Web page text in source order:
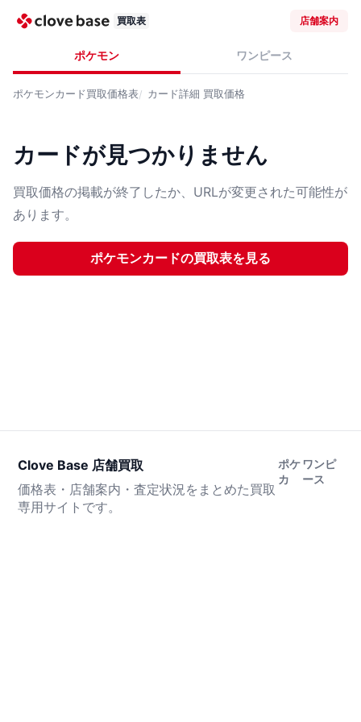
買取表 店舗案内
ポケモン ワンピース
ポケモンカード買取価格表 カード詳細 買取価格
カードが見つかりません
買取価格の掲載が終了したか、URLが変更された可能性が
あります。
ポケモンカードの買取表を見る
Clove Base 店舗買取
価格表・店舗案内・査定状況をまとめた買取
専用サイトです。
ポケ
カ
ワンピ
ース